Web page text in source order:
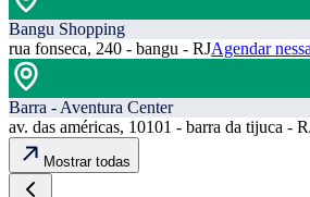
Bangu Shopping
rua fonseca, 240 - bangu - RJAgendar
Barra - Aventura Center
av. das américas, 10101 - barra da tijuca -
Mostrar todas